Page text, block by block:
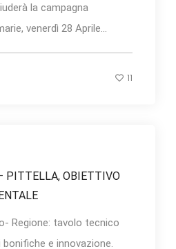
la campagna
venerdì 28 Aprile...
11
PITTELLA, OBIETTIVO
Regione: tavolo tecnico
e innovazione.